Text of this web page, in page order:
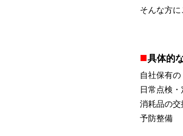
そんな方に
■具体的
自社保有
日常点検
消耗品の
予防整備